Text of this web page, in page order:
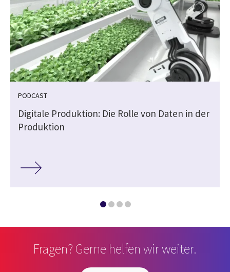
PODCAST
Digitale Produktion: Die Rolle von Daten in der
Produktion
Fragen? Gerne helfen wir weiter.